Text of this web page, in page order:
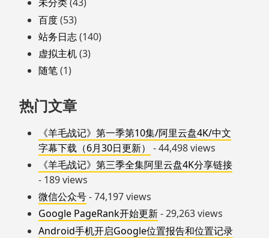
百度(53)
站务日志(140)
虚拟主机(3)
随笔(1)
热门文章
《羊毛战记》第一季第10集/阿里云盘4K/中文
字幕下载（6月30日更新）
- 44,498 views
《羊毛战记》第三季全集阿里云盘4K分享链接
- 189 views
微信公众号- 74,197 views
Google PageRank开始更新- 29,263 views
Android手机开启Google位置报告和位置记录